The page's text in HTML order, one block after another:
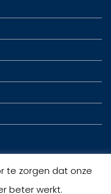
te zorgen dat onze
beter werkt.